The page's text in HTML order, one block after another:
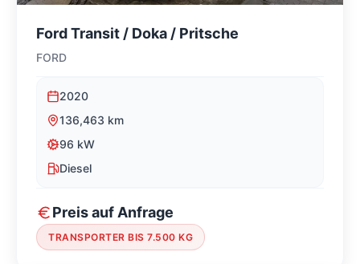
Ford Transit / Doka / Pritsche
FORD
2020
136,463 km
96 kW
Diesel
Preis auf Anfrage
TRANSPORTER BIS 7.500 KG